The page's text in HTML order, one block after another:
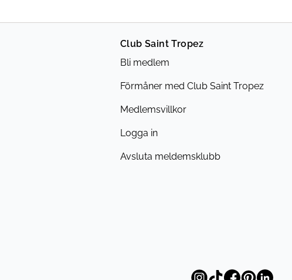
Club Saint Tropez
Bli medlem
Förmåner med Club Saint Tropez
Medlemsvillkor
Logga in
Avsluta meldemsklubb